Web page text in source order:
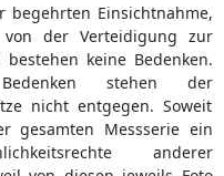
begehrten Einsichtnahme,
der Verteidigung zur
keine Bedenken.
stehen der
nicht entgegen. Soweit
gesamten Messserie ein
anderer